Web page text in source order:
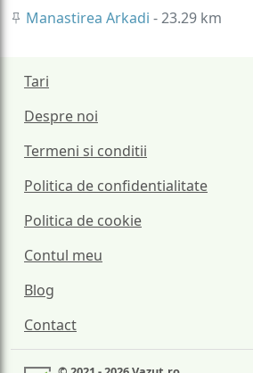
Manastirea Arkadi - 23.29 km
Tari
Despre noi
Termeni si conditii
Politica de confidentialitate
Politica de cookie
Contul meu
Blog
Contact